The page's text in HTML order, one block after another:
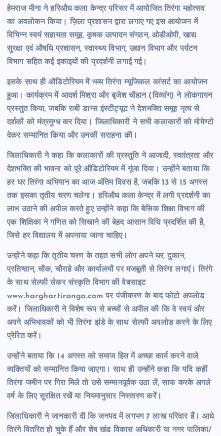
हेमराज मीना ने हरिऔध कला केन्द्र परिसर में आयोजित तिरंगा महोत्सव
का अवलोकन किया। ज़िला प्रशासन द्वारा लगाए गए इस आयोजन में
विभिन्न स्वयं सहायता समूह, कृषक उत्पादन संगठन, ओडीओपी, खाद्य
सुरक्षा एवं औषधि प्रशासन, स्वास्थ्य विभाग, उद्यान विभाग और पर्यटन
विभाग सहित कई इकाइयों की प्रदर्शनी लगाई गई।
इसके साथ ही ऑडिटोरियम में भव्य तिरंगा म्यूजिकल कांसर्ट का आयोजन
हुआ। कार्यक्रम में आदर्श मिश्रा और बृजेश चौहान (दिव्यांग) ने लोकगायन
प्रस्तुत किया, जबकि राबी डान्स इंस्टीट्यूट ने देशभक्ति समूह नृत्य से
दर्शकों को मंत्रमुग्ध कर दिया। जिलाधिकारी ने सभी कलाकारों को मोमेण्टो
देकर सम्मानित किया और उनकी सराहना की।
जिलाधिकारी ने कहा कि कलाकारों की प्रस्तुति ने आजादी, स्वतंत्रता और
देशभक्ति की भावना को पूरे ऑडिटोरियम में गूंजा दिया। उन्होंने बताया कि
हर घर तिरंगा अभियान का आज अंतिम दिवस है, जबकि 13 से 15 अगस्त
तक इसका तृतीय चरण चलेगा। हरिऔध कला केन्द्र में लगी प्रदर्शनी का
लाभ उठाने की अपील करते हुए उन्होंने कहा कि बेसिक शिक्षा विभाग की
एक शिक्षिका ने गणित को सिखाने की बेहद आसान विधि प्रदर्शित की है,
जिसे हर विद्यालय में अपनाया जाना चाहिए।
उन्होंने कहा कि तृतीय चरण के तहत सभी लोग अपने घर, दुकान,
प्रतिष्ठान, चौक, चौराहे और कार्यालयों पर मजबूती से तिरंगा लगाएं। तिरंगे
के साथ सेल्फी लेकर संस्कृति विभाग की वेबसाइट
www.harghartiranga.com पर पंजीकरण के बाद फोटो अपलोड
करें। जिलाधिकारी ने विशेष रूप से बच्चों से अपील की कि वे स्वयं और
अपने अभिभावकों को भी तिरंगा झंडे के साथ सेल्फी अपलोड करने के लिए
प्रेरित करें।
उन्होंने बताया कि 14 अगस्त को समाज हित में अच्छा कार्य करने वाले
व्यक्तियों को सम्मानित किया जाएगा। साथ ही उन्होंने कहा कि यदि कहीं
तिरंगा जमीन पर गिरा मिले तो उसे सम्मानपूर्वक उठा लें, साफ करके अगले
वर्ष के लिए सुरक्षित रखें या नियमानुसार निस्तारण करें।
जिलाधिकारी ने जानकारी दी कि जनपद में लगभग 7 लाख परिवार हैं। आधे
तिरंगे वितरित हो चुके हैं और शेष खंड विकास अधिकारी या नगर पालिका/